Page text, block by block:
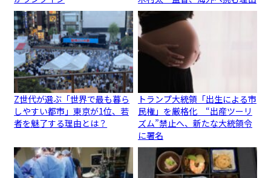
Z世代が選ぶ「世界で最も暮ら
しやすい都市」東京が1位、若
者を魅了する理由とは？
トランプ大統領「出生による市
民権」を厳格化 “出産ツーリ
ズム”禁止へ、新たな大統領令
に署名